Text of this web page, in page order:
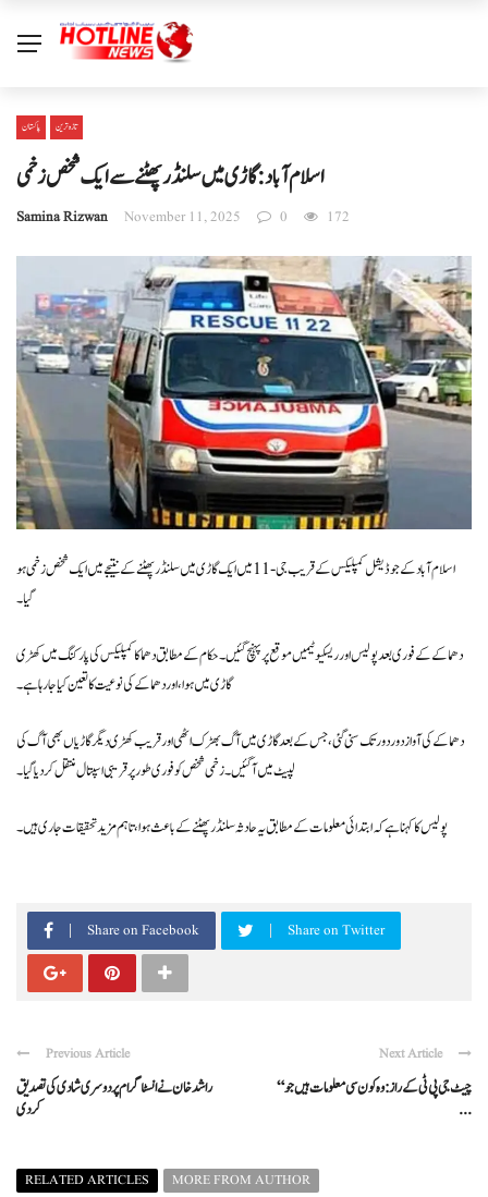
پاکستان تازہ ترین
اسلام آباد: گاڑی میں سلنڈر پھٹنے سے ایک شخص زخمی
Samina Rizwan November 11, 2025 0 172
اسلام آباد کے جوڈیشل کمپلیکس کے قریب جی-11 میں ایک گاڑی میں سلنڈر پھٹنے کے نتیجے میں ایک شخص زخمی ہو
گیا۔
دھماکے کے فوری بعد پولیس اور ریسکیو ٹیمیں موقع پر پہنچ گئیں۔ حکام کے مطابق دھماکا کمپلیکس کی پارکنگ میں کھڑی
گاڑی میں ہوا، اور دھماکے کی نوعیت کا تعین کیا جا رہا ہے۔
دھماکے کی آواز دور دور تک سنی گئی، جس کے بعد گاڑی میں آگ بھڑک اٹھی اور قریب کھڑی دیگر گاڑیاں بھی آگ کی
لپیٹ میں آ گئیں۔ زخمی شخص کو فوری طور پر قریبی اسپتال منتقل کر دیا گیا۔
پولیس کا کہنا ہے کہ ابتدائی معلومات کے مطابق یہ حادثہ سلنڈر پھٹنے کے باعث ہوا، تاہم مزید تحقیقات جاری ہیں۔
Share on Facebook Share on Twitter
Previous Article
راشد خان نے انسٹاگرام پر دوسری شادی کی تصدیق
کر دی
Next Article
“چیٹ جی پی ٹی کے راز: وہ کون سی معلومات ہیں جو
...
RELATED ARTICLES
MORE FROM AUTHOR